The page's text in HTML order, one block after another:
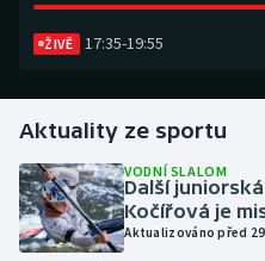
Futsal
Golf
Gymnastika
Házená
ŽIVĚ 17:35-19:55
Aktuality ze sportu
VODNÍ SLALOM
Další
Kočířová je
Aktualizováno před